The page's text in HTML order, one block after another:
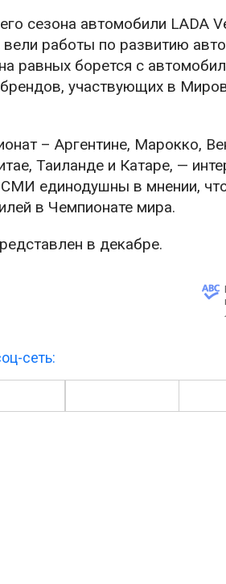
сезона автомобили LADA
работы по развитию
равных борется с
участвующих в
– Аргентине, Марокко,
Таиланде и Катаре, —
единодушны в мнении,
в Чемпионате мира.
в декабре.
сеть: